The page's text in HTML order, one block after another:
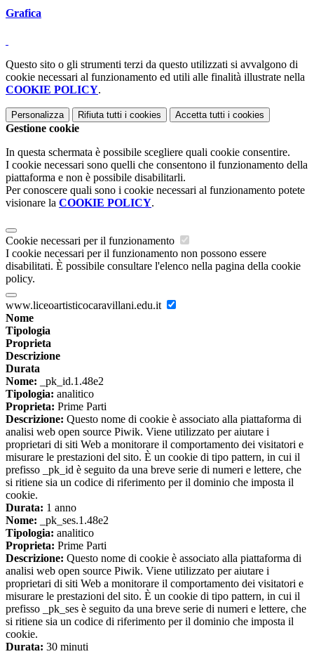
Grafica
Questo sito o gli strumenti terzi da questo utilizzati si avvalgono di
cookie necessari al funzionamento ed utili alle finalità illustrate nella
COOKIE POLICY.
Personalizza Rifiuta tutti i cookies Accetta tutti i cookies
Gestione cookie
In questa schermata è possibile scegliere quali cookie consentire.
I cookie necessari sono quelli che consentono il funzionamento della
piattaforma e non è possibile disabilitarli.
Per conoscere quali sono i cookie necessari al funzionamento potete
visionare la COOKIE POLICY.
Cookie necessari per il funzionamento
I cookie necessari per il funzionamento non possono essere
disabilitati. È possibile consultare l'elenco nella pagina della cookie
policy.
www.liceoartisticocaravillani.edu.it
Nome
Tipologia
Proprieta
Descrizione
Durata
Nome: _pk_id.1.48e2
Tipologia: analitico
Proprieta: Prime Parti
Descrizione: Questo nome di cookie è associato alla piattaforma di
analisi web open source Piwik. Viene utilizzato per aiutare i
proprietari di siti Web a monitorare il comportamento dei visitatori e
misurare le prestazioni del sito. È un cookie di tipo pattern, in cui il
prefisso _pk_id è seguito da una breve serie di numeri e lettere, che
si ritiene sia un codice di riferimento per il dominio che imposta il
cookie.
Durata: 1 anno
Nome: _pk_ses.1.48e2
Tipologia: analitico
Proprieta: Prime Parti
Descrizione: Questo nome di cookie è associato alla piattaforma di
analisi web open source Piwik. Viene utilizzato per aiutare i
proprietari di siti Web a monitorare il comportamento dei visitatori e
misurare le prestazioni del sito. È un cookie di tipo pattern, in cui il
prefisso _pk_ses è seguito da una breve serie di numeri e lettere, che
si ritiene sia un codice di riferimento per il dominio che imposta il
cookie.
Durata: 30 minuti